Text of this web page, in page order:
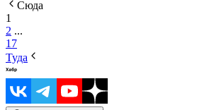
Сюда
1
2 ...
17
Туда